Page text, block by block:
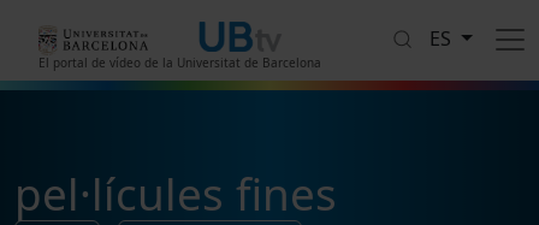
El portal de vídeo de la Universitat de Barcelona
ES
pel·lícules fines